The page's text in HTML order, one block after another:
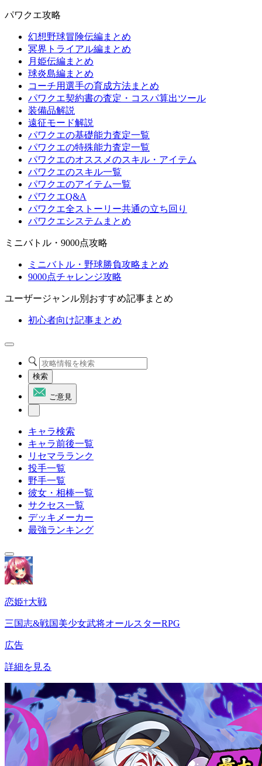
パワクエ攻略
幻想野球冒険伝編まとめ
冥界トライアル編まとめ
月姫伝編まとめ
球炎島編まとめ
コーチ用選手の育成方法まとめ
パワクエ契約書の査定・コスパ算出ツール
装備品解説
遠征モード解説
パワクエの基礎能力査定一覧
パワクエの特殊能力査定一覧
パワクエのオススメのスキル・アイテム
パワクエのスキル一覧
パワクエのアイテム一覧
パワクエQ&A
パワクエ全ストーリー共通の立ち回り
パワクエシステムまとめ
ミニバトル・9000点攻略
ミニバトル・野球勝負攻略まとめ
9000点チャレンジ攻略
ユーザージャンル別おすすめ記事まとめ
初心者向け記事まとめ
検索
ご意見
キャラ検索
キャラ前後一覧
リセマラランク
投手一覧
野手一覧
彼女・相棒一覧
サクセス一覧
デッキメーカー
最強ランキング
恋姫†大戦
三国志&戦国美少女武将オールスターRPG
広告
詳細を見る